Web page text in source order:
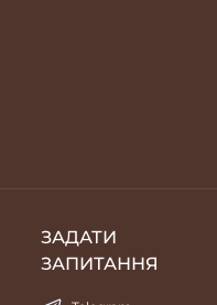
ЗАДАТИ
ЗАПИТАННЯ